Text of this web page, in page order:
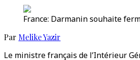
France: Darmanin souhaite
Par Melike Yazir
Le ministre français de l’Intérieur